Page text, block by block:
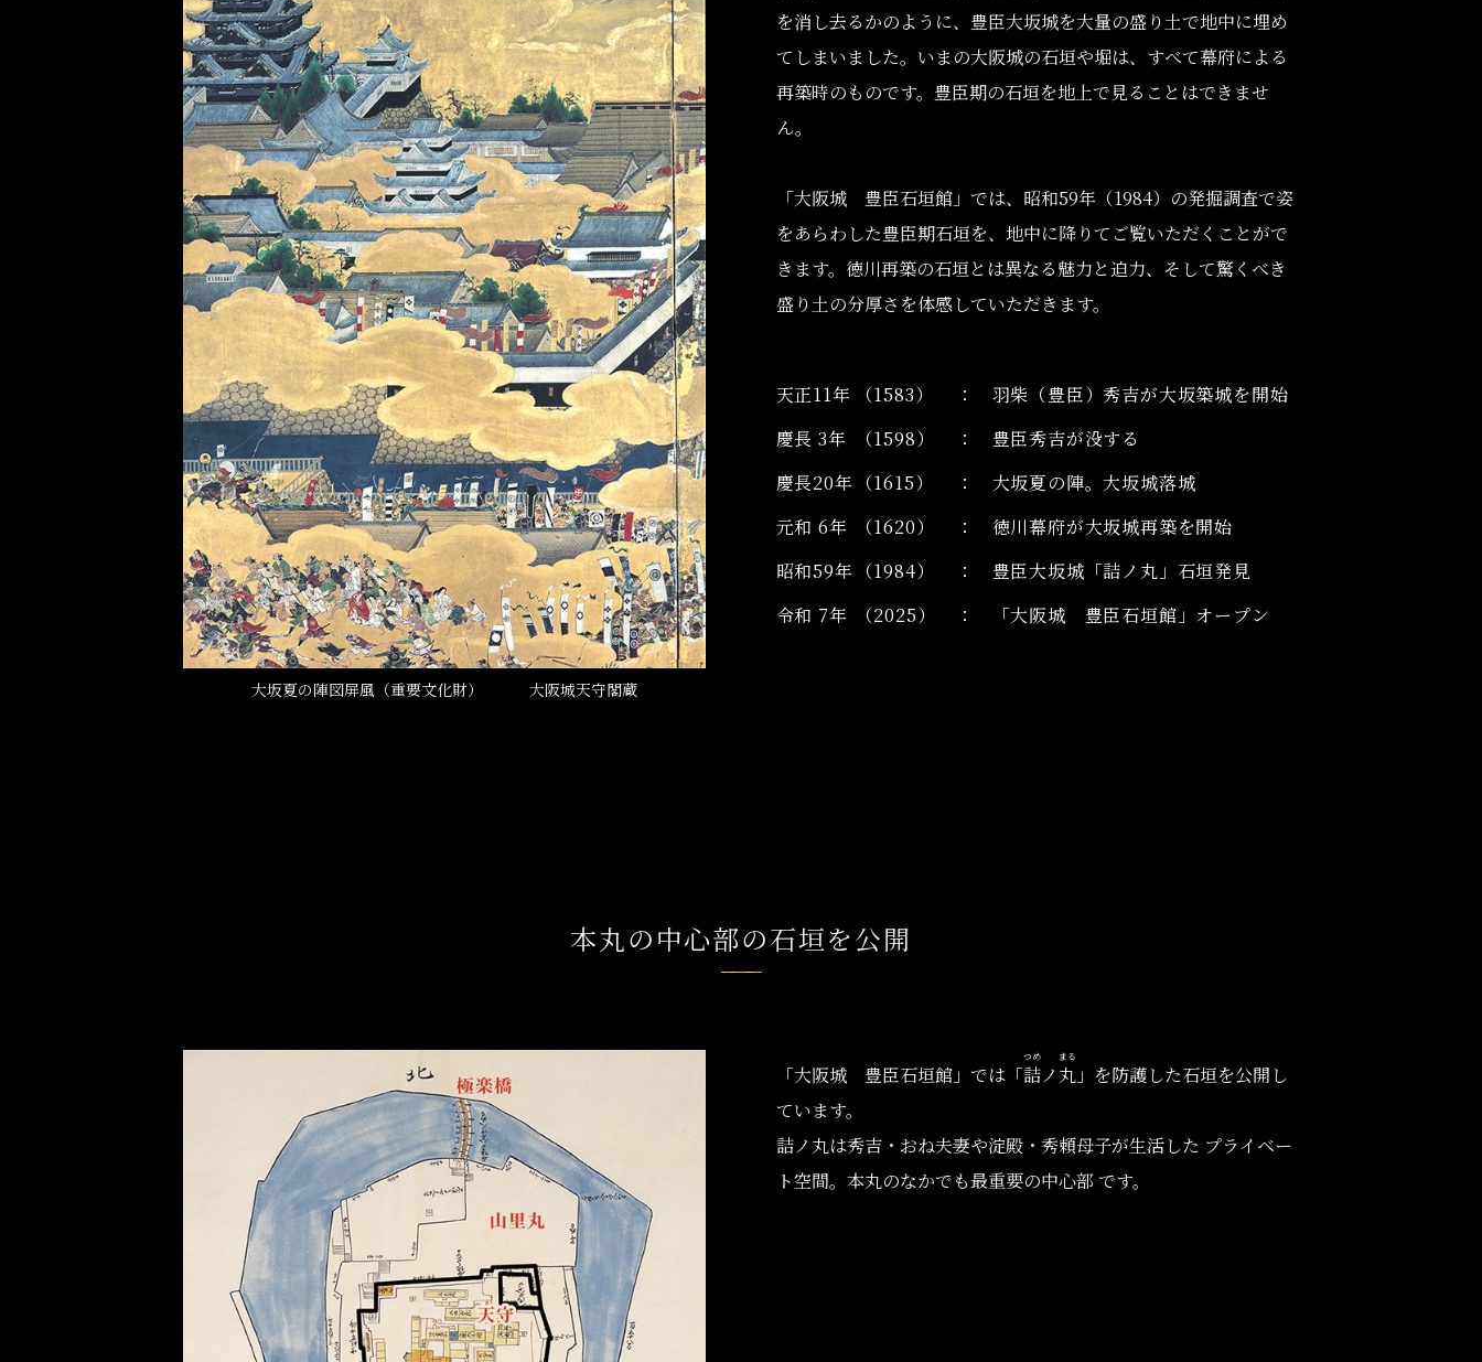
大坂夏の陣図屏風（重要文化財） 大阪城天守閣蔵
を消し去るかのように、豊臣大坂城を大量の盛り土で地中に埋め
てしまいました。いまの大阪城の石垣や堀は、すべて幕府による
再築時のものです。豊臣期の石垣を地上で見ることはできませ
ん。
「大阪城 豊臣石垣館」では、昭和59年（1984）の発掘調査で姿
をあらわした豊臣期石垣を、地中に降りてご覧いただくことがで
きます。徳川再築の石垣とは異なる魅力と迫力、そして驚くべき
盛り土の分厚さを体感していただきます。
天正11年 （1583）
羽柴（豊臣）秀吉が大坂築城を開始
慶長 3年
（1598）
豊臣秀吉が没する
慶長20年
（1615）
大坂夏の陣。大坂城落城
元和 6年
（1620）
徳川幕府が大坂城再築を開始
昭和59年
（1984）
豊臣大坂城「詰ノ丸」石垣発見
令和 7年
（2025） 「大阪城 豊臣石垣館」 オープン
本丸の中心部の石垣を公開
「大阪城 豊臣石垣館」では「詰
つめ
ノ 丸
まる
」を防護した石垣を公開し
ています。
詰ノ丸は秀吉・おね夫妻や淀殿・秀頼母子が生活した プライベー
ト空間。本丸のなかでも最重要の中心部 です。